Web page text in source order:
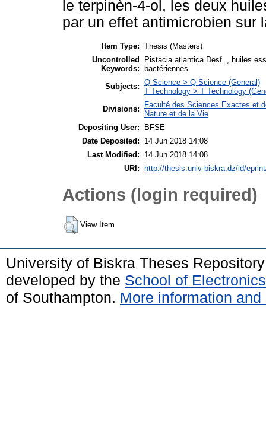
le terpinèn-4-ol, les deux
par un effet antimicrobien sur
Item Type: Thesis (Masters)
Uncontrolled
Keywords:
Pistacia atlantica Desf. , huiles
bactériennes.
Subjects: Q Science > Q Science (General)
T Technology > T Technology
Divisions:
Faculté des Sciences Exactes et
Nature et de la Vie
Depositing User:
BFSE
Date Deposited:
14 Jun 2018 14:08
Last Modified:
14 Jun 2018 14:08
URI:
http://thesis.univ-biskra.dz/id/
Actions (login required)
View Item
University of Biskra Theses
developed by the School of
of Southampton. More information